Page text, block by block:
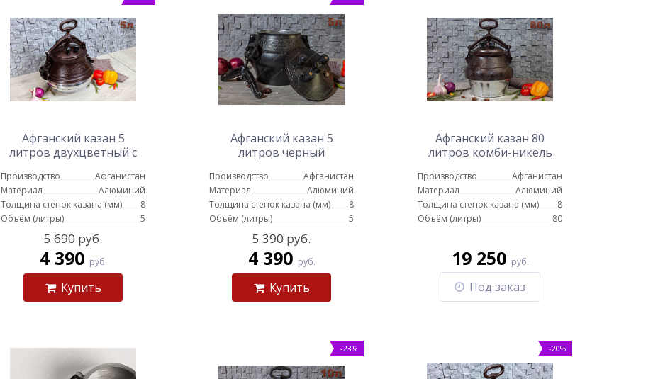
Афганский казан 5
литров двухцветный с
Производство
Афганистан
Материал
Алюминий
Толщина стенок казана (мм)
8
Объём (литры)
5
5 690 руб.
4 390 руб.
Купить
Афганский казан 5
литров черный
Производство
Афганистан
Материал
Алюминий
Толщина стенок казана (мм)
8
Объём (литры)
5
5 390 руб.
4 390 руб.
Купить
Афганский казан 80
литров комби-никель
Производство
Афганистан
Материал
Алюминий
Толщина стенок казана (мм)
8
Объём (литры)
80
19 250 руб.
Под заказ
-23% -20%